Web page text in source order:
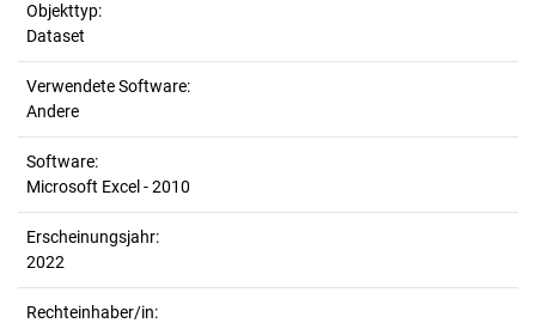
Objekttyp:
Dataset
Verwendete Software:
Andere
Software:
Microsoft Excel - 2010
Erscheinungsjahr:
2022
Rechteinhaber/in: